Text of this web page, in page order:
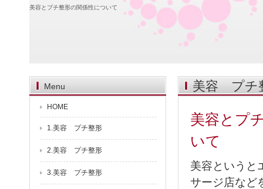
美容とプチ整形の関係性について
美容 プチ
美容とプ
いて
美容というと
サージ店など
Menu
HOME
1.美容 プチ整形
2.美容 プチ整形
3.美容 プチ整形